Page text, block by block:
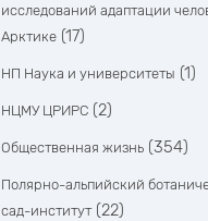
исследований адаптации
Арктике (17)
НП Наука и университеты (1)
НЦМУ ЦРИРС (2)
Общественная жизнь (354)
Полярно-альпийский
сад-институт (22)